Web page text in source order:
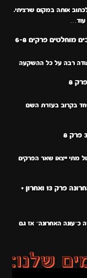
אותה במקום שרציתי.
עוד…
מוחלטים פרקים 6-8
רבה על כל ההשקעה
עובדים על זה נעלה את פרקים 9-10 ביחד בקרוב בעזרת השם
מתי ייצאו שאר הפרקים
גולדן קמואי העונה האחרונה פרק 13 ואחרון +
האחרונה״ אז גם